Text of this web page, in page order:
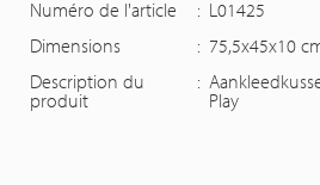
Numéro de l'article : L01425
Dimensions
: 75,5x45x10
Description du
produit
:
Play